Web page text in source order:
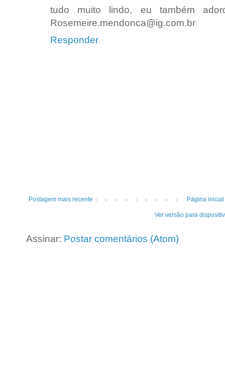
tudo muito lindo, eu também
Rosemeire.mendonca@ig.com.br
Responder
Postagem mais recente Página inicial
Ver versão para
Assinar: Postar comentários (Atom)